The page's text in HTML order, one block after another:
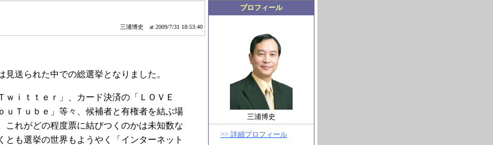
プロフィール
三浦博史
>> 詳細プロフィール
三浦博史 at 2009/7/31 18:53:40
送られた中での総選挙となりました。
ｗｉｔｔｅｒ」、カード決済の「ＬＯＶＥ
ｕＴｕｂｅ」等々、候補者と有権者を結ぶ場
これがどの程度票に結びつくのかは未知数な
とも選挙の世界もようやく「インターネット